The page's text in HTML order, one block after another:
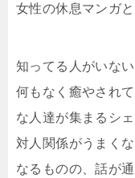
女性の休息マンガ
知ってる人がいな
何もなく癒やされ
な人達が集まるシ
対人関係がうまく
なるものの、話が